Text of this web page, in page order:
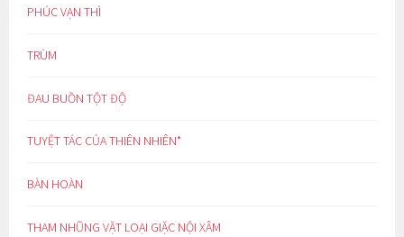
PHÚC VẠN THÌ
TRÙM
ĐAU BUỒN TỘT ĐỘ
TUYỆT TÁC CỦA THIÊN NHIÊN*
BÀN HOÀN
THAM NHŨNG VẶT LOẠI GIẶC NỘI XÂM